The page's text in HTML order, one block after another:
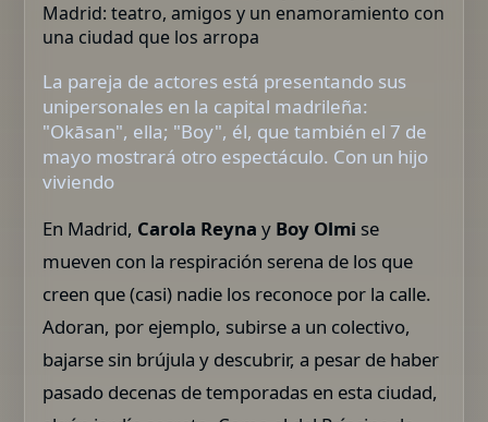
La pareja de actores está presentando sus
unipersonales en la capital madrileña:
"Okāsan", ella; "Boy", él, que también el 7 de
mayo mostrará otro espectáculo. Con un hijo
viviendo
En Madrid, Carola Reyna y Boy Olmi se
mueven con la respiración serena de los que
creen que (casi) nadie los reconoce por la calle.
Adoran, por ejemplo, subirse a un colectivo,
bajarse sin brújula y descubrir, a pesar de haber
pasado decenas de temporadas en esta ciudad,